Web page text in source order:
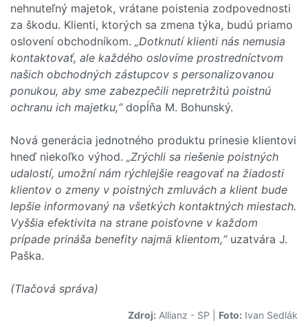
nehnuteľný majetok, vrátane poistenia zodpovednosti
za škodu. Klienti, ktorých sa zmena týka, budú priamo
oslovení obchodníkom. „Dotknutí klienti nás nemusia
kontaktovať, ale každého oslovíme prostredníctvom
našich obchodných zástupcov s personalizovanou
ponukou, aby sme zabezpečili nepretržitú poistnú
ochranu ich majetku,“dopĺňa M. Bohunský.
Nová generácia jednotného produktu prinesie klientovi
hneď niekoľko výhod. „Zrýchli sa riešenie poistných
udalostí, umožní nám rýchlejšie reagovať na žiadosti
klientov o zmeny v poistných zmluvách a klient bude
lepšie informovaný na všetkých kontaktných miestach.
Vyššia efektivita na strane poisťovne v každom
prípade prináša benefity najmä klientom,“ uzatvára J.
Paška.
(Tlačová správa)
Zdroj: Allianz - SP Foto: Ivan Sedlák